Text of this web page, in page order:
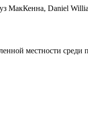
Daniel
местности среди